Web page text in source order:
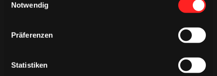
Notwendig
Präferenzen
Statistiken